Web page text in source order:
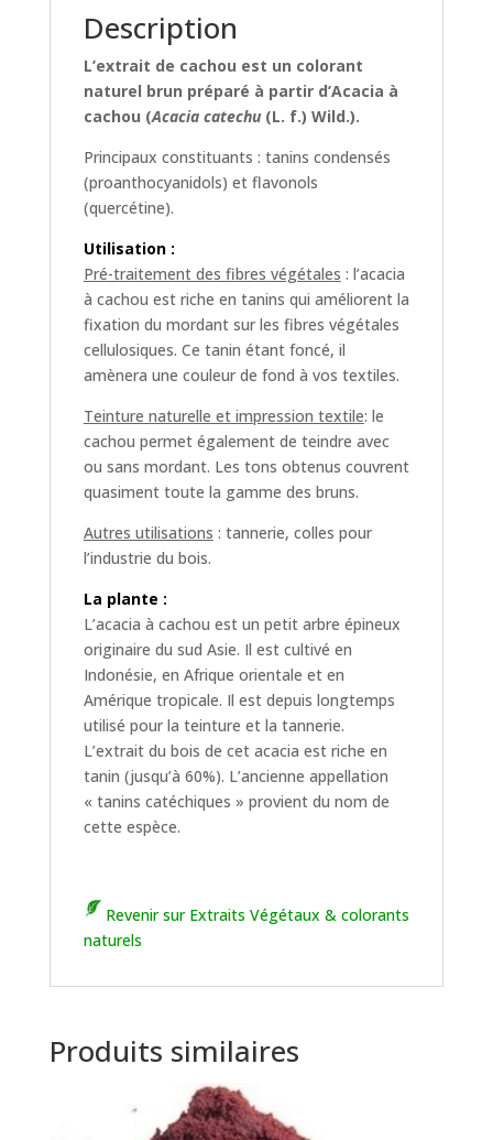
Description
L’extrait de cachou est un colorant
naturel brun préparé à partir d’Acacia à
cachou (Acacia catechu (L. f.) Wild.).
Principaux constituants : tanins condensés
(proanthocyanidols) et flavonols
(quercétine).
Utilisation :
Pré-traitement des fibres végétales : l’acacia
à cachou est riche en tanins qui améliorent la
fixation du mordant sur les fibres végétales
cellulosiques. Ce tanin étant foncé, il
amènera une couleur de fond à vos textiles.
Teinture naturelle et impression textile: le
cachou permet également de teindre avec
ou sans mordant. Les tons obtenus couvrent
quasiment toute la gamme des bruns.
Autres utilisations : tannerie, colles pour
l’industrie du bois.
La plante :
L’acacia à cachou est un petit arbre épineux
originaire du sud Asie. Il est cultivé en
Indonésie, en Afrique orientale et en
Amérique tropicale. Il est depuis longtemps
utilisé pour la teinture et la tannerie.
L’extrait du bois de cet acacia est riche en
tanin (jusqu’à 60%). L’ancienne appellation
« tanins catéchiques » provient du nom de
cette espèce.
Revenir sur Extraits Végétaux & colorants
naturels
Produits similaires